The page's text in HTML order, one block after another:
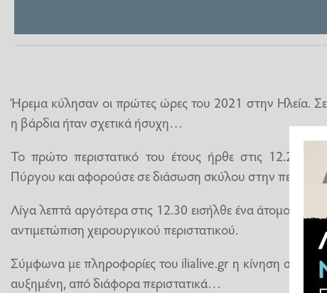
Ήρεμα κύλησαν οι πρώτες ώρες του 2021 στην Ηλεία.
η βάρδια ήταν σχετικά ήσυχη…
Το πρώτο περιστατικό του έτους ήρθε στις 12.20 για
Πύργου και αφορούσε σε διάσωση σκύλου στην περιοχή
Λίγα λεπτά αργότερα στις 12.30 εισήλθε ένα άτομο στο
αντιμετώπιση χειρουργικού περιστατικού.
Σύμφωνα με πληροφορίες του ilialive.gr η κίνηση στο Γ.Ν.
αυξημένη, από διάφορα περιστατικά…